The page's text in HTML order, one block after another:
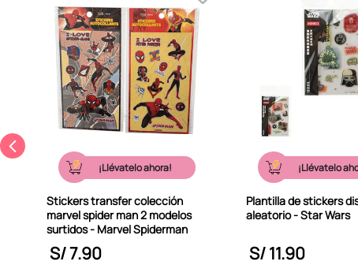
¡Llévatelo ahora!
Stickers transfer colección
marvel spider man 2 modelos
surtidos - Marvel Spiderman
S/7.90
¡Llévatelo
Plantilla de stickers
aleatorio - Star Wars
S/11.90